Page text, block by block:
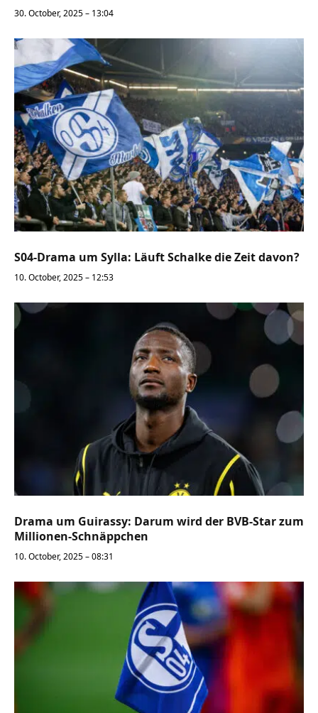
30. October, 2025 – 13:04
S04-Drama um Sylla: Läuft Schalke die Zeit davon?
10. October, 2025 – 12:53
Drama um Guirassy: Darum wird der BVB-Star zum
Millionen-Schnäppchen
10. October, 2025 – 08:31